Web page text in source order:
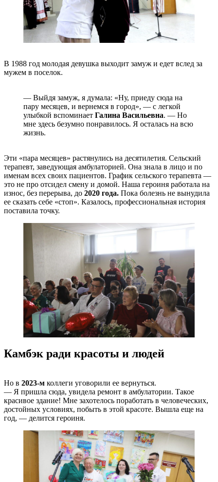
В 1988 год молодая девушка выходит замуж и едет вслед за
мужем в поселок.
— Выйдя замуж, я думала: «Ну, приеду сюда на
пару месяцев, и вернемся в город», — с легкой
улыбкой вспоминает Галина Васильевна. — Но
мне здесь безумно понравилось. Я осталась на всю
жизнь.
Эти «пара месяцев» растянулись на десятилетия. Сельский
терапевт, заведующая амбулаторией. Она знала в лицо и по
именам всех своих пациентов. График сельского терапевта —
это не про отсидел смену и домой. Наша героиня работала на
износ, без перерыва, до 2020 года. Пока болезнь не вынудила
ее сказать себе «стоп». Казалось, профессиональная история
поставила точку.
Камбэк ради красоты и людей
Но в 2023-м коллеги уговорили ее вернуться.
— Я пришла сюда, увидела ремонт в амбулатории. Такое
красивое здание! Мне захотелось поработать в человеческих,
достойных условиях, побыть в этой красоте. Вышла еще на
год, — делится героиня.